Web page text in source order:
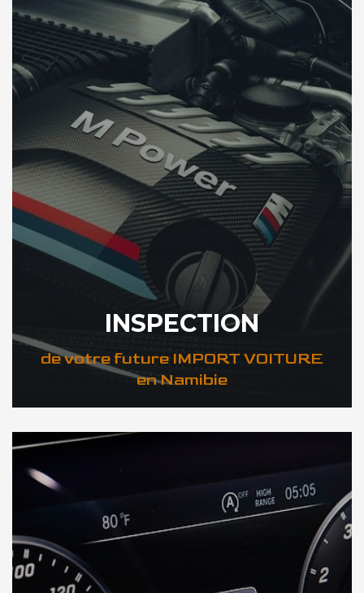
INSPECTION
de votre future IMPORT VOITURE
en Namibie
DÉCOUVREZ VOTRE INSPECTION AUTO en Namibie